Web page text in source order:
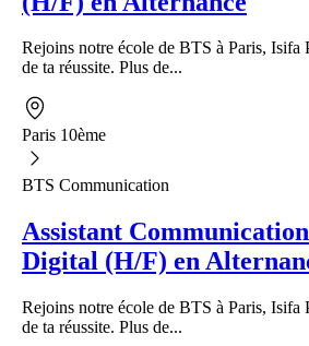
Rejoins notre école de BTS à Paris, Isifa
de ta réussite. Plus de...
Paris 10ème
BTS Communication
Assistant
Digital (H/F) en
Rejoins notre école de BTS à Paris, Isifa
de ta réussite. Plus de...